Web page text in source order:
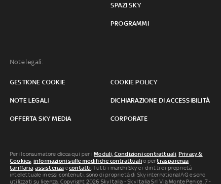
SPAZI SKY
PROGRAMMI
Note legali:
GESTIONE COOKIE COOKIE POLICY
NOTE LEGALI DICHIARAZIONE DI ACCESSIBILITÀ
OFFERTA SKY MEDIA CORPORATE
Per il consumatore clicca qui per iModuli, Condizioni contrattuali, Privacy &
Cookies, informazioni sulle modifiche contrattuali o pertrasparenza
tariffaria,assistenza econtatti. Tutti i marchi Sky e i diritti di proprietà
intellettuale in essi contenuti, sono di proprietà di Sky international AG e sono
utilizzati su licenza. Copyright 2026 Sky Italia - Sky Italia Srl Via Monte Penice, 7 -